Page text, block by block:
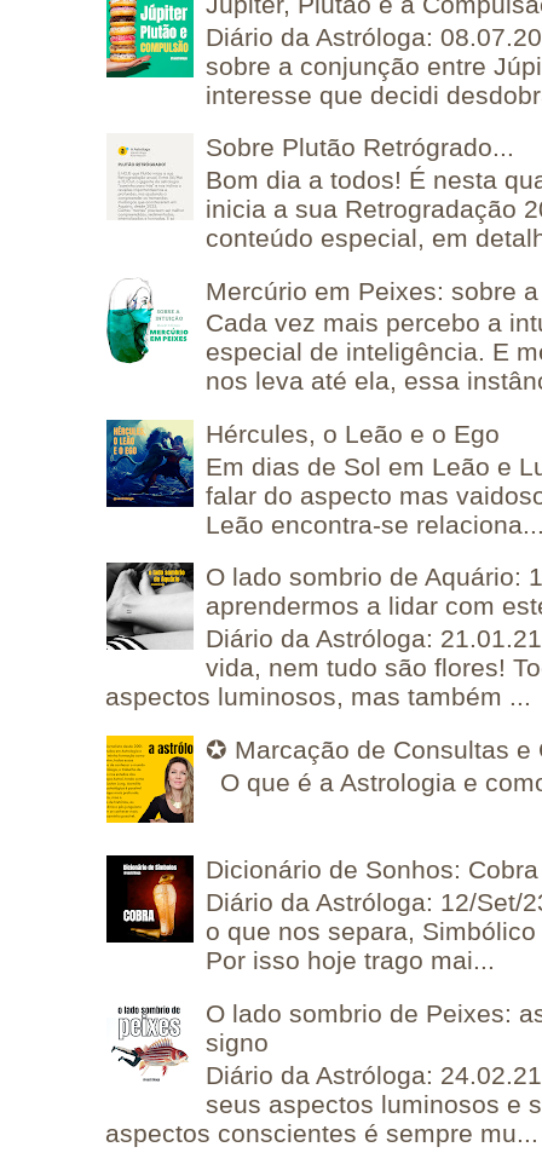
Diário da Astróloga:
sobre a conjunção entre
interesse que decidi
Sobre Plutão Retrógrado...
Bom dia a todos! É nesta
inicia a sua Retrogradação
conteúdo especial, em
Mercúrio em Peixes: sobre
Cada vez mais percebo a
especial de inteligência. E
nos leva até ela, essa
Hércules, o Leão e o Ego
Em dias de Sol em Leão e
falar do aspecto mas
Leão encontra-se
O lado sombrio de Aquário:
aprendermos a lidar com
Diário da Astróloga:
vida, nem tudo são flores!
aspectos luminosos, mas também ...
✪ Marcação de Consultas e
O que é a Astrologia e
Dicionário de Sonhos: Cobra
Diário da Astróloga: 12/Set/
o que nos separa,
Por isso hoje trago mai...
O lado sombrio de Peixes:
signo
Diário da Astróloga:
seus aspectos luminosos e
aspectos conscientes é sempre mu...